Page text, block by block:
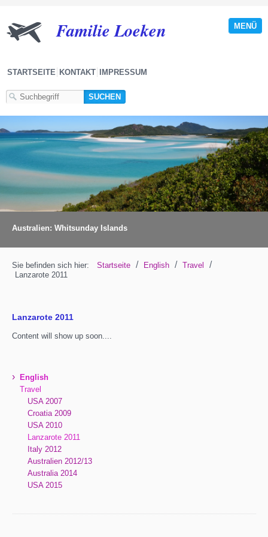
MENÜ
Familie Loeken
STARTSEITE KONTAKT IMPRESSUM
Australien: Whitsunday Islands
Sie befinden sich hier: Startseite / English / Travel /
Lanzarote 2011
Lanzarote 2011
Content will show up soon....
›
English
Travel
USA 2007
Croatia 2009
USA 2010
Lanzarote 2011
Italy 2012
Australien 2012/13
Australia 2014
USA 2015